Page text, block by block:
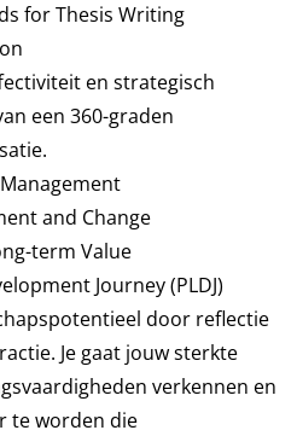
for Thesis Writing
en strategisch
een 360-graden
and Change
term Value
Journey (PLDJ)
door reflectie
Je gaat jouw sterkte
verkennen en
te worden die